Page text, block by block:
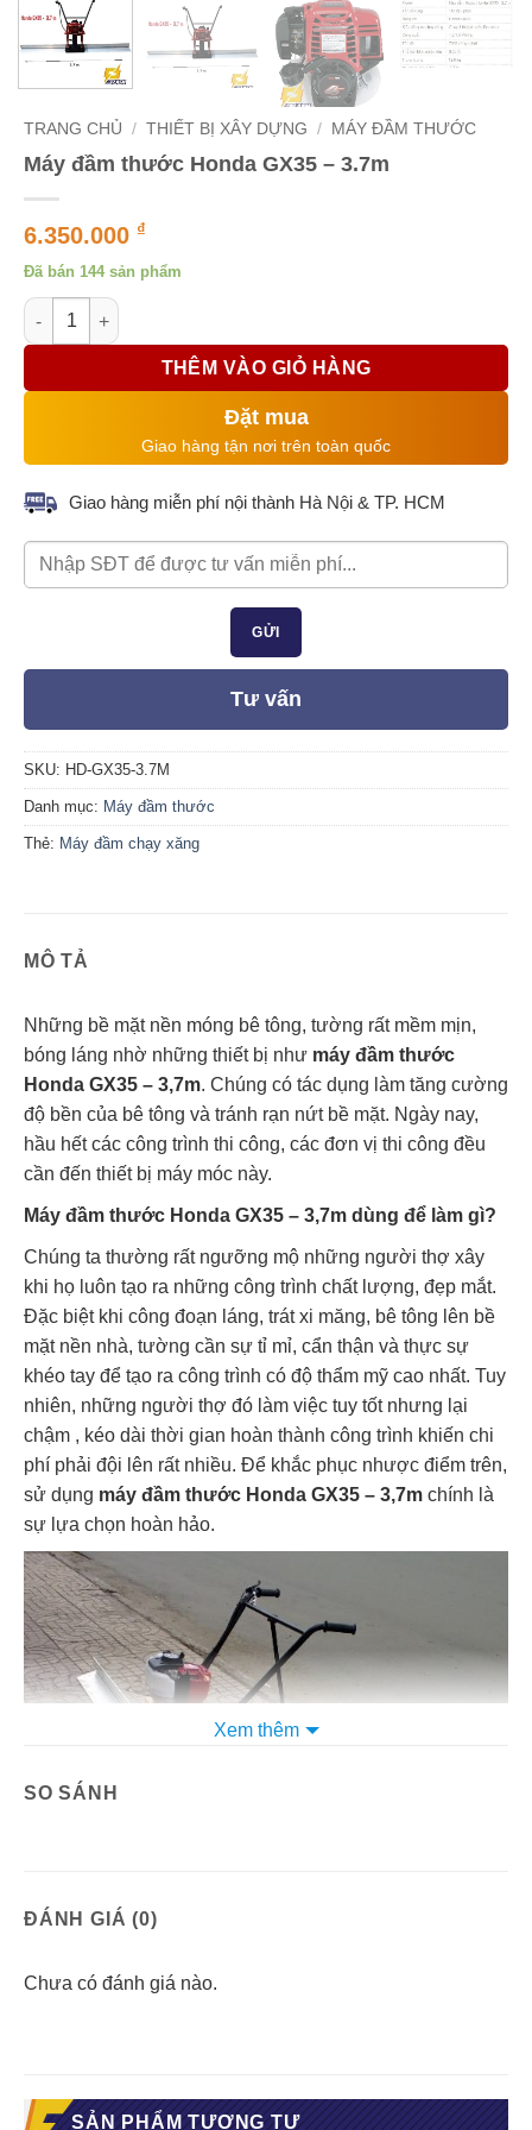
TRANG CHỦ / THIẾT BỊ XÂY DỰNG / MÁY ĐẦM THƯỚC
Máy đầm thước Honda GX35 – 3.7m
6.350.000 ₫
Đã bán 144 sản phẩm
Máy đầm thước Honda GX35 - 3.7m số lượng
THÊM VÀO GIỎ HÀNG
Đặt mua
Giao hàng tận nơi trên toàn quốc
Giao hàng miễn phí nội thành Hà Nội & TP. HCM
Tư vấn
SKU: HD-GX35-3.7M
Danh mục: Máy đầm thước
Thẻ: Máy đầm chạy xăng
MÔ TẢ
Những bề mặt nền móng bê tông, tường rất mềm mịn,
bóng láng nhờ những thiết bị như máy đầm thước
Honda GX35 – 3,7m. Chúng có tác dụng làm tăng cường
độ bền của bê tông và tránh rạn nứt bề mặt. Ngày nay,
hầu hết các công trình thi công, các đơn vị thi công đều
cần đến thiết bị máy móc này.
Máy đầm thước Honda GX35 – 3,7m dùng để làm gì?
Chúng ta thường rất ngưỡng mộ những người thợ xây
khi họ luôn tạo ra những công trình chất lượng, đẹp mắt.
Đặc biệt khi công đoạn láng, trát xi măng, bê tông lên bề
mặt nền nhà, tường cần sự tỉ mỉ, cẩn thận và thực sự
khéo tay để tạo ra công trình có độ thẩm mỹ cao nhất. Tuy
nhiên, những người thợ đó làm việc tuy tốt nhưng lại
chậm , kéo dài thời gian hoàn thành công trình khiến chi
phí phải đội lên rất nhiều. Để khắc phục nhược điểm trên,
sử dụng máy đầm thước Honda GX35 – 3,7m chính là
sự lựa chọn hoàn hảo.
sử dụng
Xem thêm
SO SÁNH
ĐÁNH GIÁ (0)
Chưa có đánh giá nào.
SẢN PHẨM TƯƠNG TỰ